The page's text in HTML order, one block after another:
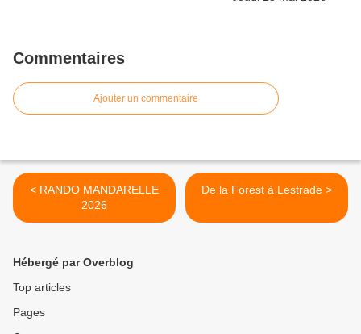
Commentaires
Ajouter un commentaire
< RANDO MANDARELLE
2026
De la Forest à Lestrade >
Hébergé par Overblog
Top articles
Pages